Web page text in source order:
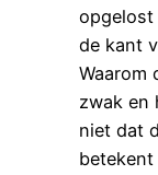
opgelost
de kant
Waarom
zwak en
niet dat